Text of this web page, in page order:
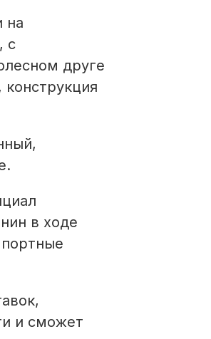
на
с
друге
в ходе
и сможет